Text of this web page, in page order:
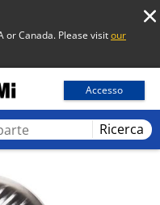
or Canada. Please visitour
Accesso
Ricerca